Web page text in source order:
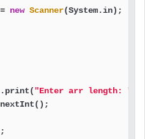
= new Scanner(System.in);
"Enter arr length: "